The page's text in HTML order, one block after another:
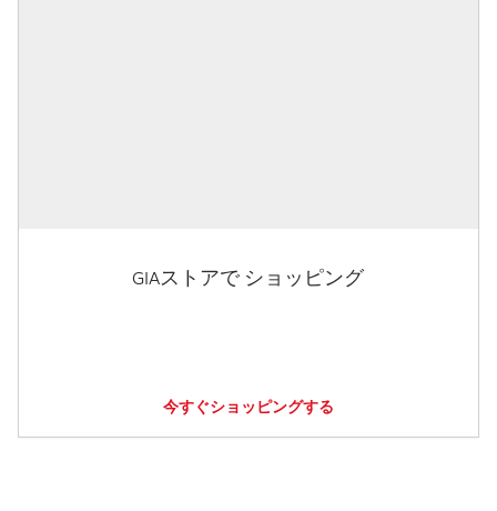
GIAストアで ショッピング
今すぐショッピングする